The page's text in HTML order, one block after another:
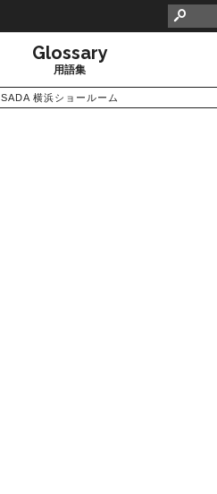

Glossary
用語集
SADA 横浜ショールーム